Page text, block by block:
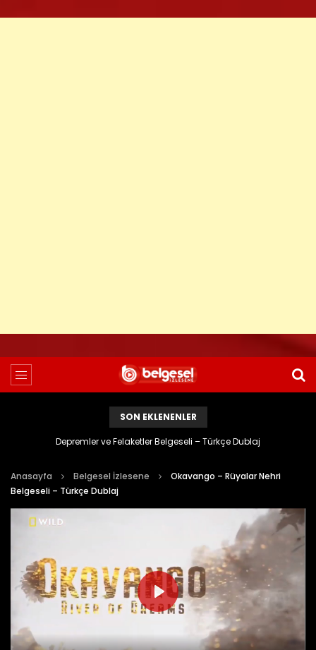
SON EKLENENLER
Depremler ve Felaketler Belgeseli – Türkçe Dublaj
Anasayfa Belgesel İzlesene
Okavango – Rüyalar Nehri
Belgeseli – Türkçe Dublaj
PLAY